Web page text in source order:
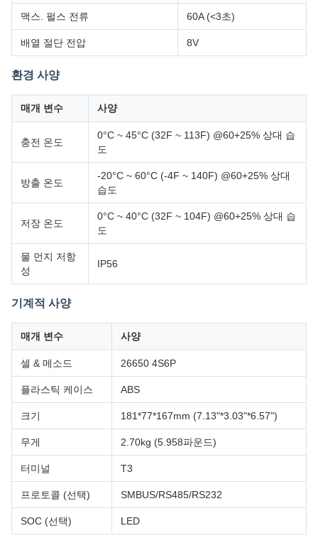
맥스. 펄스 전류 60A (<3초)
배열 절단 전압 8V
환경 사양
매개 변수 사양
충전 온도
0°C ~ 45°C (32F ~ 113F) @60+25% 상대 습
도
방출 온도
-20°C ~ 60°C (-4F ~ 140F) @60+25% 상대
습도
저장 온도
0°C ~ 40°C (32F ~ 104F) @60+25% 상대 습
도
물 먼지 저항
성
IP56
기계적 사양
매개 변수 사양
셀 & 메소드 26650 4S6P
플라스틱 케이스 ABS
크기 181*77*167mm (7.13"*3.03"*6.57")
무게 2.70kg (5.958파운드)
터미널 T3
프로토콜 (선택) SMBUS/RS485/RS232
SOC (선택) LED